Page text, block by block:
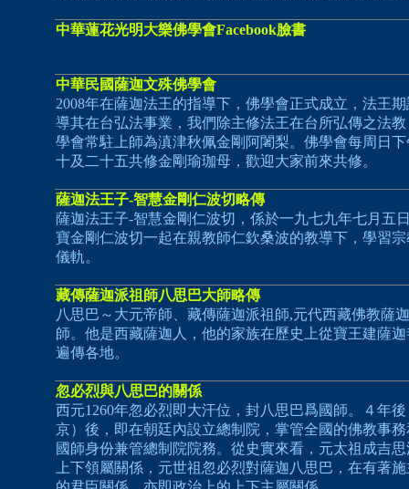
中華蓮花光明大樂佛學會Facebook臉書
中華民國薩迦文殊佛學會
2008年在薩迦法王的指導下，佛學會正式成立，法王
導其在台弘法事業，我們除主修法王在台所弘傳之法
學會常駐上師為滇津秋佩金剛阿闍梨。佛學會每周日
十及二十五共修金剛瑜珈母，歡迎大家前來共修。
薩迦法王子-智慧金剛仁波切略傳
薩迦法王子-智慧金剛仁波切，係於一九七九年七月五
寶金剛仁波切一起在親教師仁欽桑波的教導下，學習
儀軌。
藏傳薩迦派祖師八思巴大師略傳
八思巴～大元帝師、藏傳薩迦派祖師,元代西藏佛教薩
師。他是西藏薩迦人，他的家族在歷史上從寶王建薩
遍傳各地。
忽必烈與八思巴的關係
西元1260年忽必烈即大汗位，封八思巴爲國師。４年
京）後，即在朝廷內設立總制院，掌管全國的佛教事
國師身份兼管總制院院務。從史實來看，元太祖成吉
上下領屬關係，元世祖忽必烈對薩迦八思巴，在有著